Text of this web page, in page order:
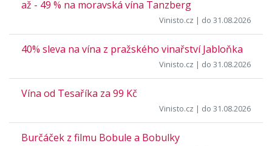
až - 49 % na moravská vína Tanzberg
Vinisto.cz | do 31.08.2026
40% sleva na vína z pražského vinařství Jabloňka
Vinisto.cz | do 31.08.2026
Vína od Tesaříka za 99 Kč
Vinisto.cz | do 31.08.2026
Burčáček z filmu Bobule a Bobulky